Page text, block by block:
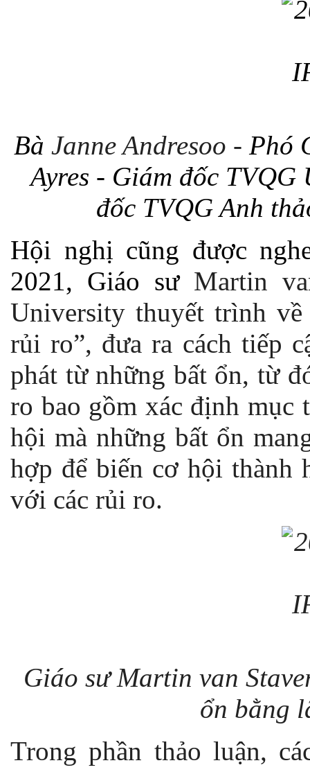
Bà Janne Andresoo - Phó
Ayres - Giám đốc
đốc TVQG Anh
Hội nghị cũng được
2021, Giáo sư Martin
University thuyết trình
rủi ro”, đưa ra cách tiếp
phát từ những bất ổn, từ
ro bao gồm xác định mục
hội mà những bất ổn
hợp để biến cơ hội thành
với các rủi ro.
Giáo sư Martin van
ổn bằng
Trong phần thảo luận,